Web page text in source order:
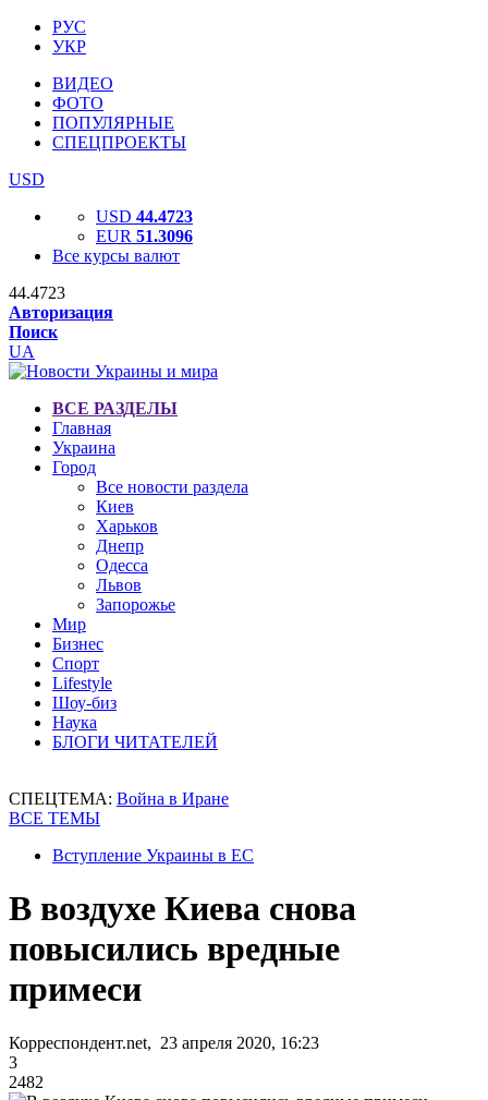
РУС
УКР
ВИДЕО
ФОТО
ПОПУЛЯРНЫЕ
СПЕЦПРОЕКТЫ
USD
USD 44.4723
EUR 51.3096
Все курсы валют
44.4723
Авторизация
Поиск
UA
ВСЕ РАЗДЕЛЫ
Главная
Украина
Город
Все новости раздела
Киев
Харьков
Днепр
Одесса
Львов
Запорожье
Мир
Бизнес
Спорт
Lifestyle
Шоу-биз
Наука
БЛОГИ ЧИТАТЕЛЕЙ
СПЕЦТЕМА: Война в Иране
ВСЕ ТЕМЫ
Вступление Украины в ЕС
В воздухе Киева снова
повысились вредные
примеси
Корреспондент.net, 23 апреля 2020, 16:23
3
2482